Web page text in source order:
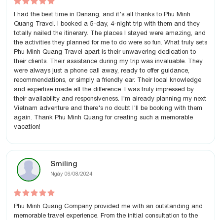
I had the best time in Danang, and it's all thanks to Phu Minh
Quang Travel. I booked a 5-day, 4-night trip with them and they
totally nailed the itinerary. The places I stayed were amazing, and
the activities they planned for me to do were so fun. What truly sets
Phu Minh Quang Travel apart is their unwavering dedication to
their clients. Their assistance during my trip was invaluable. They
were always just a phone call away, ready to offer guidance,
recommendations, or simply a friendly ear. Their local knowledge
and expertise made all the difference. I was truly impressed by
their availability and responsiveness. I'm already planning my next
Vietnam adventure and there's no doubt I'll be booking with them
again. Thank Phu Minh Quang for creating such a memorable
vacation!
Smiling
Ngày 06/08/2024
Phu Minh Quang Company provided me with an outstanding and
memorable travel experience. From the initial consultation to the